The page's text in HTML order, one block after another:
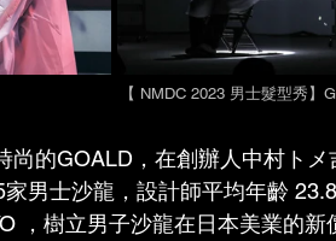
【 NMDC 2023 男士髮型秀】
尚的GOALD，在創辦人中村ト
男士沙龍，設計師平均年齡
，樹立男子沙龍在日本美業的